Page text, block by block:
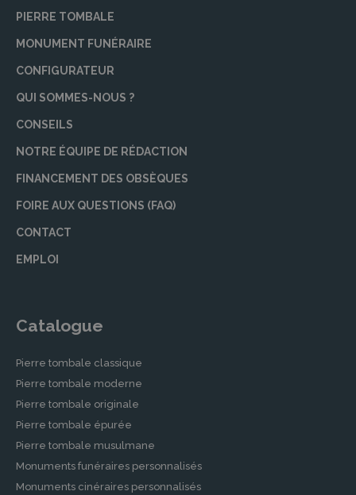
PIERRE TOMBALE
MONUMENT FUNÉRAIRE
CONFIGURATEUR
QUI SOMMES-NOUS ?
CONSEILS
NOTRE ÉQUIPE DE RÉDACTION
FINANCEMENT DES OBSÈQUES
FOIRE AUX QUESTIONS (FAQ)
CONTACT
EMPLOI
Catalogue
Pierre tombale classique
Pierre tombale moderne
Pierre tombale originale
Pierre tombale épurée
Pierre tombale musulmane
Monuments funéraires personnalisés
Monuments cinéraires personnalisés